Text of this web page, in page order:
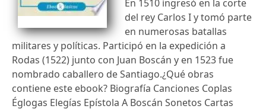
En 1510 ingresó en la corte
del rey Carlos I y tomó parte
en numerosas batallas
militares y políticas. Participó en la expedición a
Rodas (1522) junto con Juan Boscán y en 1523 fue
nombrado caballero de Santiago.¿Qué obras
contiene este ebook? Biografía Canciones Coplas
Églogas Elegías Epístola A Boscán Sonetos Cartas